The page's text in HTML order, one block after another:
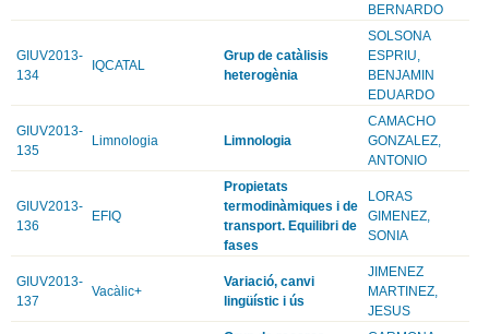
BERNARDO
GIUV2013-
134
IQCATAL
Grup de catàlisis
heterogènia
SOLSONA
ESPRIU,
BENJAMIN
EDUARDO
GIUV2013-
135
Limnologia Limnologia
CAMACHO
GONZALEZ,
ANTONIO
GIUV2013-
136
EFIQ
Propietats
termodinàmiques i de
transport. Equilibri de
fases
LORAS
GIMENEZ,
SONIA
GIUV2013-
137
Vacàlic+
Variació, canvi
lingüístic i ús
JIMENEZ
MARTINEZ,
JESUS